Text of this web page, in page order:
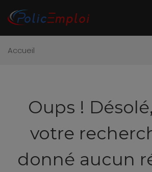
Accueil
Oups !
votre
donné aucun